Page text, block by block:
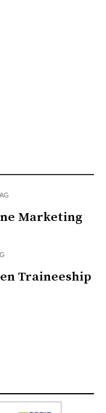
Marketing
Traineeship